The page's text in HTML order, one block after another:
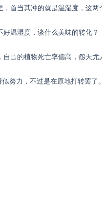
首当其冲的就是温湿度，这两
温湿度，谈什么美味的转化？
己的植物死亡率偏高，怨天
努力，不过是在原地打转罢了。